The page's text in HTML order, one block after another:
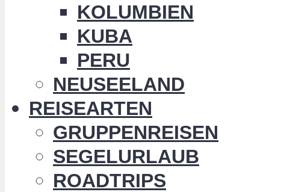
KOLUMBIEN
KUBA
PERU
NEUSEELAND
REISEARTEN
GRUPPENREISEN
SEGELURLAUB
ROADTRIPS